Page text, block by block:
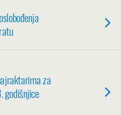
za
godišnjice